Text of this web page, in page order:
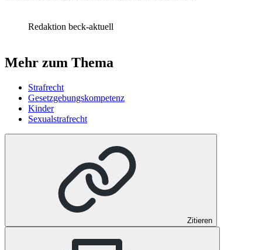
Redaktion beck-aktuell
Mehr zum Thema
Strafrecht
Gesetzgebungskompetenz
Kinder
Sexualstrafrecht
Zitieren